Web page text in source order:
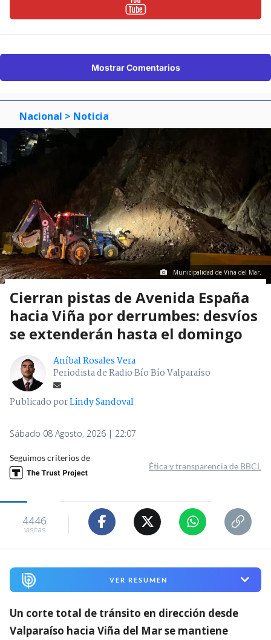
Mostrar Comentarios
Nacional > Noticia
Municipalidad de Viña del Mar.
Cierran pistas de Avenida España
hacia Viña por derrumbes: desvíos
se extenderán hasta el domingo
Aníbal Rosales Vera
Periodista de Radio Bío Bío Valparaíso
Publicado porLindy Sandoval
Sábado 08 Agosto, 2026 | 22:07
Seguimos criterios de
Ética y transparencia de BBCL
4446
visitas
VER RESUMEN
Un corte total de tránsito en dirección desde
Valparaíso hacia Viña del Mar se mantiene